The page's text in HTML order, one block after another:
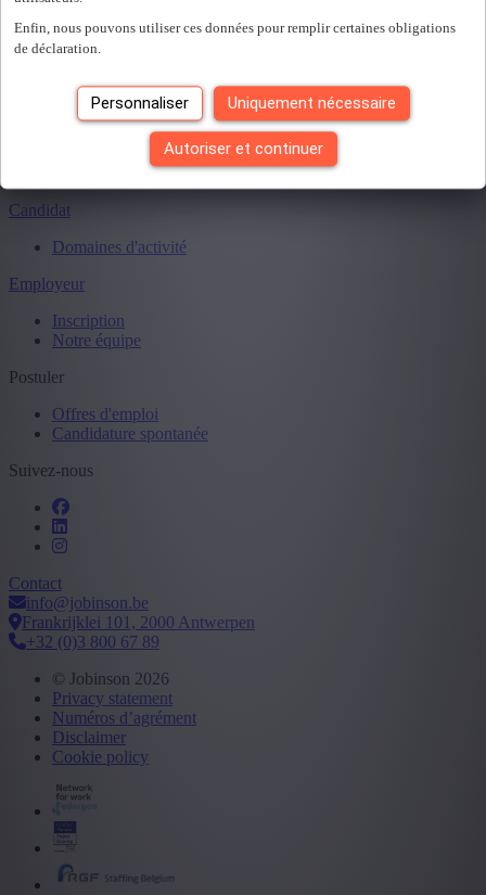
Enfin, nous pouvons utiliser ces données pour remplir certaines obligations
de déclaration.
Personnaliser Uniquement nécessaire
Autoriser et continuer
Vous avez vu0des0offres d'emploi.
Candidat
Domaines d'activité
Employeur
Inscription
Notre équipe
Postuler
Offres d'emploi
Candidature spontanée
Suivez-nous
Contact
info@jobinson.be
Frankrijklei 101, 2000 Antwerpen
+32 (0)3 800 67 89
© Jobinson 2026
Privacy statement
Numéros d’agrément
Disclaimer
Cookie policy